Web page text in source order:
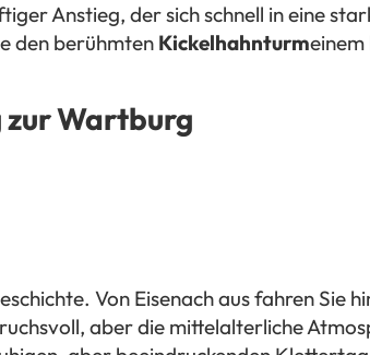
Anstieg, der sich schnell in eine
den berühmten Kickelhahnturm
zur Wartburg
Von Eisenach aus fahren Sie
aber die mittelalterliche